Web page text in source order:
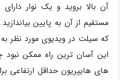
آن بالا بروید و یک نوار
مستقیم از آن به پایین
که سیلت در ویدیوی مورد نظر
این آسان ترین راه ممکن